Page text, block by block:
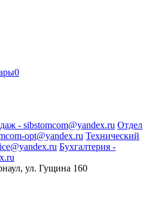
0
- sibstomcom@yandex.ru Отдел
opt@yandex.ru Технический
Бухгалтерия -
ул. Гущина 160